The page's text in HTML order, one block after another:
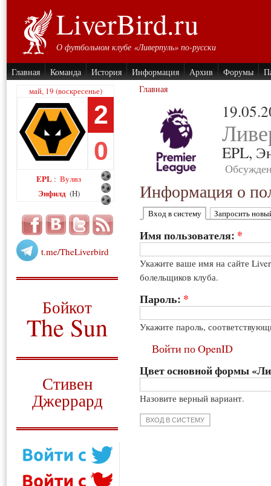
LiverBird.ru
О футбольном клубе «Ливерпуль» по-русски
Главная Команда История Информация Архив Форумы
май, 19 (воскресенье)
2
0
EPL : Вулвз
Энфилд (H)
t.me/TheLiverbird
Бойкот
The Sun
Стивен
Джеррард
Главная
EPL,
Информация о
Вход в систему Запросить
Имя пользователя: *
Укажите ваше имя на сайте
болельщиков клуба.
Пароль: *
Укажите пароль,
Войти по OpenID
Цвет основной формы
Назовите верный вариант.